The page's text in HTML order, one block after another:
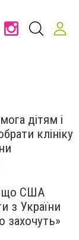
дітям і
клініку
що США
з України
захочуть»